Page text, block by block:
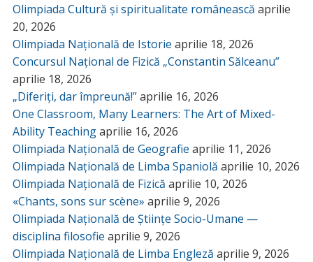
Olimpiada Cultură și spiritualitate românească aprilie
20, 2026
Olimpiada Națională de Istorie aprilie 18, 2026
Concursul Național de Fizică „Constantin Sălceanu”
aprilie 18, 2026
„Diferiți, dar împreună!”aprilie 16, 2026
One Classroom, Many Learners: The Art of Mixed-
Ability Teachingaprilie 16, 2026
Olimpiada Națională de Geografie aprilie 11, 2026
Olimpiada Națională de Limba Spaniolă aprilie 10, 2026
Olimpiada Națională de Fizică aprilie 10, 2026
«Chants, sons sur scène» aprilie 9, 2026
Olimpiada Națională de Științe Socio-Umane —
disciplina filosofie aprilie 9, 2026
Olimpiada Națională de Limba Engleză aprilie 9, 2026